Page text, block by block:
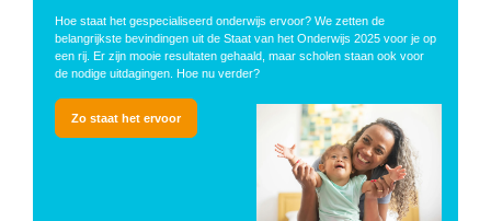
Hoe staat het gespecialiseerd onderwijs ervoor? We zetten de
belangrijkste bevindingen uit de Staat van het Onderwijs 2025 voor je op
een rij. Er zijn mooie resultaten gehaald, maar scholen staan ook voor
de nodige uitdagingen. Hoe nu verder?
Zo staat het ervoor